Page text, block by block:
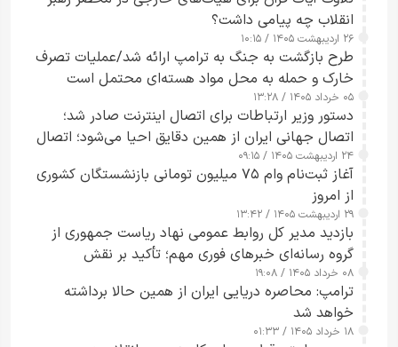
انقلاب چه پیامی داشت؟
۲۶ اردیبهشت ۱۴۰۵ / ۱۰:۱۵
طرح‌ بازگشت به جنگ به ترامپ ارائه شد/عملیات تصرف
خارک و حمله به محل مواد هسته‌ای محتمل است
۰۵ خرداد ۱۴۰۵ / ۱۳:۲۸
دستور وزیر ارتباطات برای اتصال اینترنت صادر شد؛
اتصال جهانی ایران از همین دقایق احیا می‌شود؛ اتصال
کامل مردم تا ۲۴ ساعت آینده
۲۴ اردیبهشت ۱۴۰۵ / ۰۹:۱۵
آغاز ثبت‌نام وام ۷۵ میلیون تومانی بازنشستگان کشوری
از امروز
۲۹ اردیبهشت ۱۴۰۵ / ۱۳:۴۲
بازدید مدیر کل روابط عمومی نهاد ریاست جمهوری از
گروه رسانه‌ای خبرهای فوری مهم؛ تأکید بر نقش
رسانه‌های هوشمند و مسئول در ارتقای آگاهی عمومی
۰۸ خرداد ۱۴۰۵ / ۱۹:۰۸
ترامپ: محاصره دریایی ایران از همین حالا برداشته
خواهد شد
۱۸ خرداد ۱۴۰۵ / ۰۱:۳۳